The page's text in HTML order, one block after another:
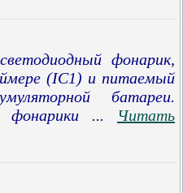
фонарик,
(IC1) и питаемый
батареи.
фонарики
... Читать